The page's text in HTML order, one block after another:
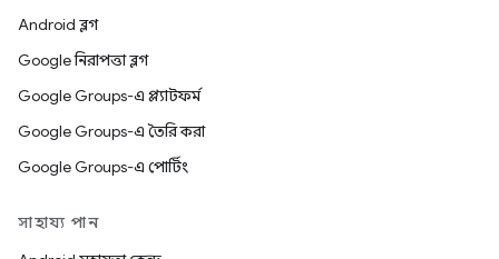
Android ব্লগ
Google নিরাপত্তা ব্লগ
Google Groups-এ প্ল্যাটফর্ম
Google Groups-এ তৈরি করা
Google Groups-এ পোর্টিং
সাহায্য পান